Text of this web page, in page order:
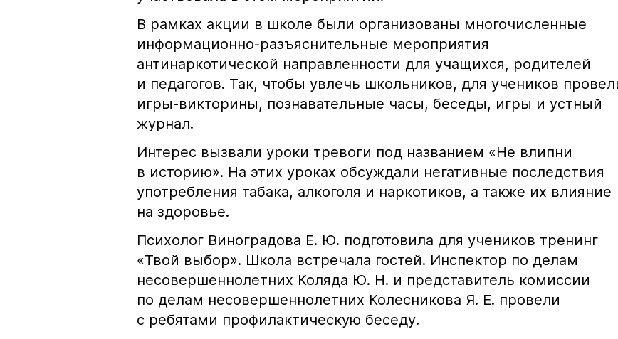
В рамках акции в школе были организованы многочисленные
информационно-разъяснительные мероприятия
антинаркотической направленности для учащихся, родителей
и педагогов. Так, чтобы увлечь школьников, для учеников
игры-викторины, познавательные часы, беседы, игры и устный
журнал.
Интерес вызвали уроки тревоги под названием «Не влипни
в историю». На этих уроках обсуждали негативные последствия
употребления табака, алкоголя и наркотиков, а также их влияние
на здоровье.
Психолог Виноградова Е. Ю. подготовила для учеников тренинг
«Твой выбор». Школа встречала гостей. Инспектор по делам
несовершеннолетних Коляда Ю. Н. и представитель комиссии
по делам несовершеннолетних Колесникова Я. Е. провели
с ребятами профилактическую беседу.